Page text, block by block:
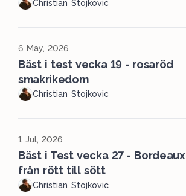
Christian Stojkovic
6 May, 2026
Bäst i test vecka 19 - rosaröd
smakrikedom
Christian Stojkovic
1 Jul, 2026
Bäst i Test vecka 27 - Bordeaux
från rött till sött
Christian Stojkovic